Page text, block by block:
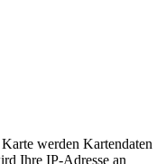
werden Kartendaten
Ihre IP-Adresse an